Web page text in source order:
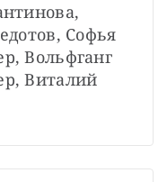
Софья
Вольфганг
Виталий